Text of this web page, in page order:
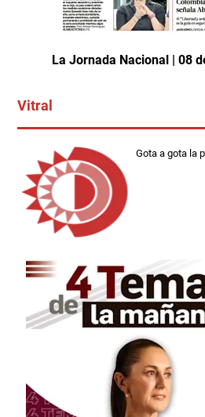
La Jornada Nacional | 08
Vitral
Gota a gota la